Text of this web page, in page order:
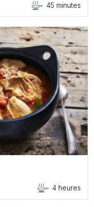
45 minutes
4 heures